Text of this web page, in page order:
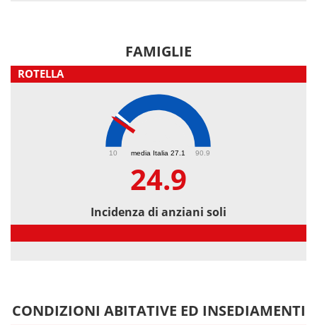
FAMIGLIE
ROTELLA
media Italia 27.1
10 90.9
24.9
Incidenza di anziani soli
CONDIZIONI ABITATIVE ED INSEDIAMENTI